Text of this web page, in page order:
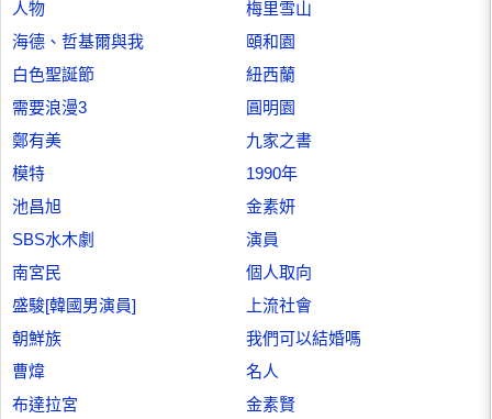
人物
梅里雪山
海德、哲基爾與我
頤和園
白色聖誕節
紐西蘭
需要浪漫3
圓明園
鄭有美
九家之書
模特
1990年
池昌旭
金素妍
SBS水木劇
演員
南宮民
個人取向
盛駿[韓國男演員]
上流社會
朝鮮族
我們可以結婚嗎
曹煒
名人
布達拉宮
金素賢